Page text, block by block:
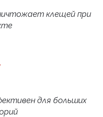
клещей при
для больших